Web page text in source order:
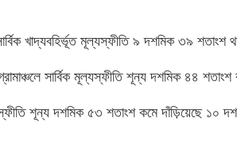
খাদ্যবহির্ভূত মূল্যস্ফীতি ৯ দশমিক ৩৯
সার্বিক মূল্যস্ফীতি শূন্য দশমিক ৪৪
শূন্য দশমিক ৫৩ শতাংশ কমে দাঁড়িয়েছে ১০